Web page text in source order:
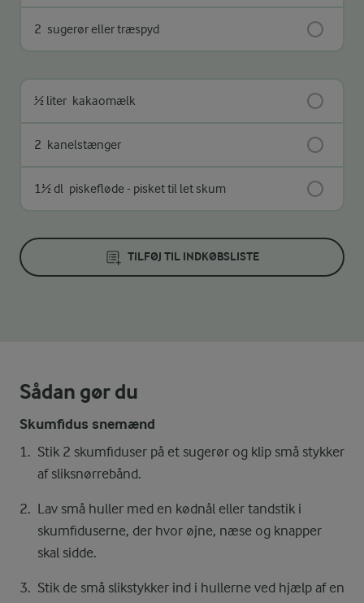
2 sugerør eller træspyd
½ liter kakaomælk
2 kanelstænger
1½ dl piskefløde - pisket til let skum
TILFØJ TIL INDKØBSLISTE
Sådan gør du
Skumfidus snemænd
Stik 2 skumfiduser på et sugerør og klip små stykker
af sliksnørrebånd.
Lav små huller med en kødnål eller tandstik i
skumfiduserne, der hvor øjne, næse og knapper
skal sidde.
Stik de små slikstykker ind i hullerne ved hjælp af en